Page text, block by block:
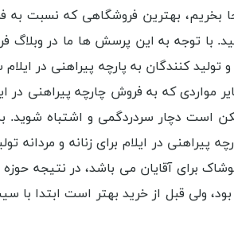
بخریم، بهترین فروشگاهی که نسبت
با توجه به این پرسش ها ما در وبلاگ
کنندگان به پارچه پیراهنی در
مواردی که به فروش چارچه پیراهنی
است دچار سردردگمی و اشتباه شوید.
پیراهنی در ایلام برای زنانه و
برای آقایان می باشد، در نتیجه
ولی قبل از خرید بهتر است ابتدا با